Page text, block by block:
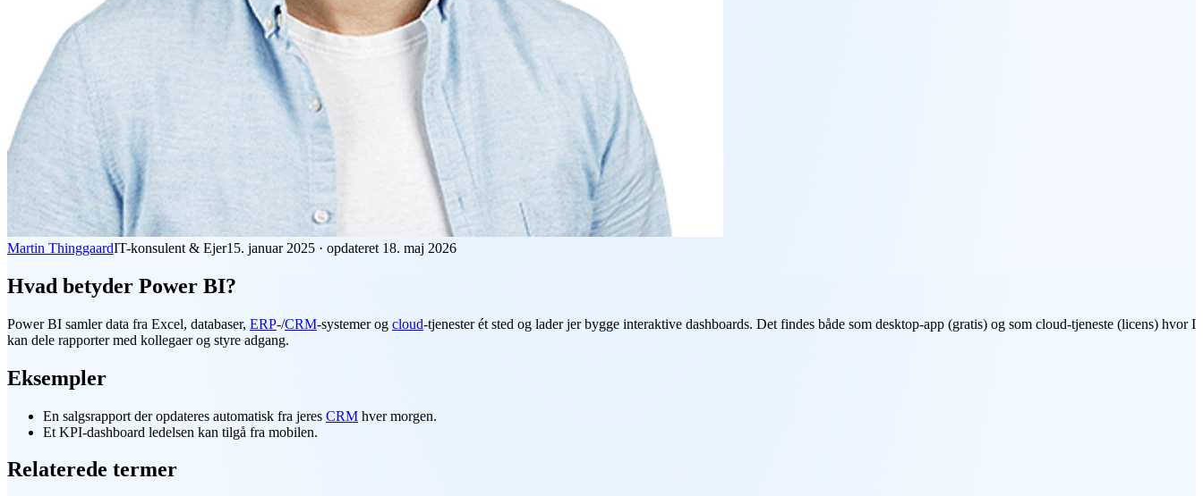
Martin ThinggaardIT-konsulent & Ejer15. januar 2025 · opdateret 18. maj 2026
Hvad betyder Power BI?
Power BI samler data fra Excel, databaser, ERP-/CRM-systemer og cloud-tjenester ét sted og lader jer bygge interaktive dashboards. Det findes både som desktop-app (gratis) og som cloud-tjeneste (licens) hvor I
kan dele rapporter med kollegaer og styre adgang.
Eksempler
En salgsrapport der opdateres automatisk fra jeres CRM hver morgen.
Et KPI-dashboard ledelsen kan tilgå fra mobilen.
Relaterede termer